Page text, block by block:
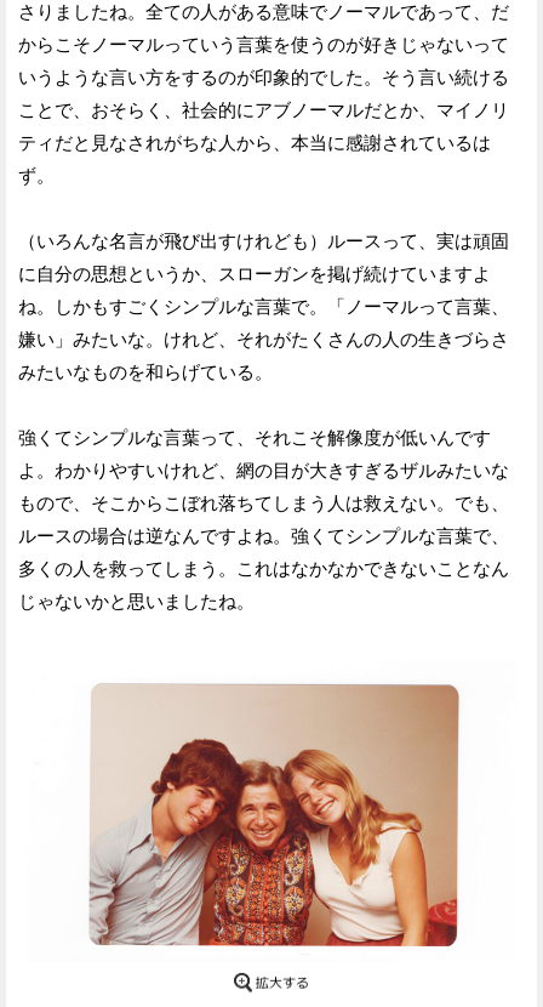
さりましたね。全ての人がある意味でノーマルであって、だ
からこそノーマルっていう言葉を使うのが好きじゃないって
いうような言い方をするのが印象的でした。そう言い続ける
ことで、おそらく、社会的にアブノーマルだとか、マイノリ
ティだと見なされがちな人から、本当に感謝されているは
ず。
（いろんな名言が飛び出すけれども）ルースって、実は頑固
に自分の思想というか、スローガンを掲げ続けていますよ
ね。しかもすごくシンプルな言葉で。「ノーマルって言葉、
嫌い」みたいな。けれど、それがたくさんの人の生きづらさ
みたいなものを和らげている。
強くてシンプルな言葉って、それこそ解像度が低いんです
よ。わかりやすいけれど、網の目が大きすぎるザルみたいな
もので、そこからこぼれ落ちてしまう人は救えない。でも、
ルースの場合は逆なんですよね。強くてシンプルな言葉で、
多くの人を救ってしまう。これはなかなかできないことなん
じゃないかと思いましたね。